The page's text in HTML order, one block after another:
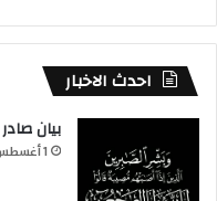
احدث الاخبار
بيان
1 أغسطس، 2026